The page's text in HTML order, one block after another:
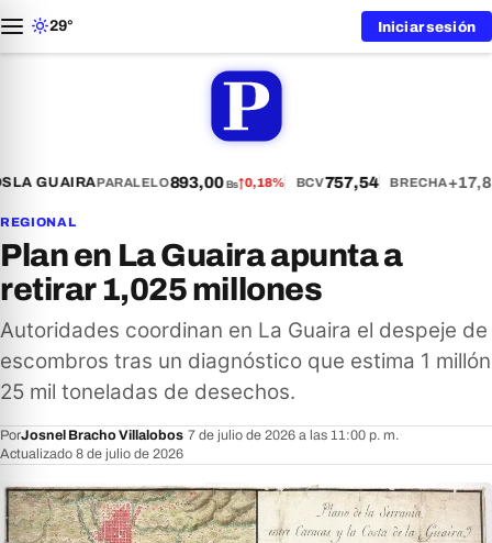
29° Iniciar sesión
LA GUAIRAPARALELO893,00Bs↑0,18% BCV757,54 BRECHA
REGIONAL
Plan en La Guaira apunta a
retirar 1,025 millones
Autoridades coordinan en La Guaira el despeje de
escombros tras un diagnóstico que estima 1 millón
25 mil toneladas de desechos.
PorJosnel Bracho Villalobos 7 de julio de 2026 a las 11:00 p. m.
Actualizado 8 de julio de 2026